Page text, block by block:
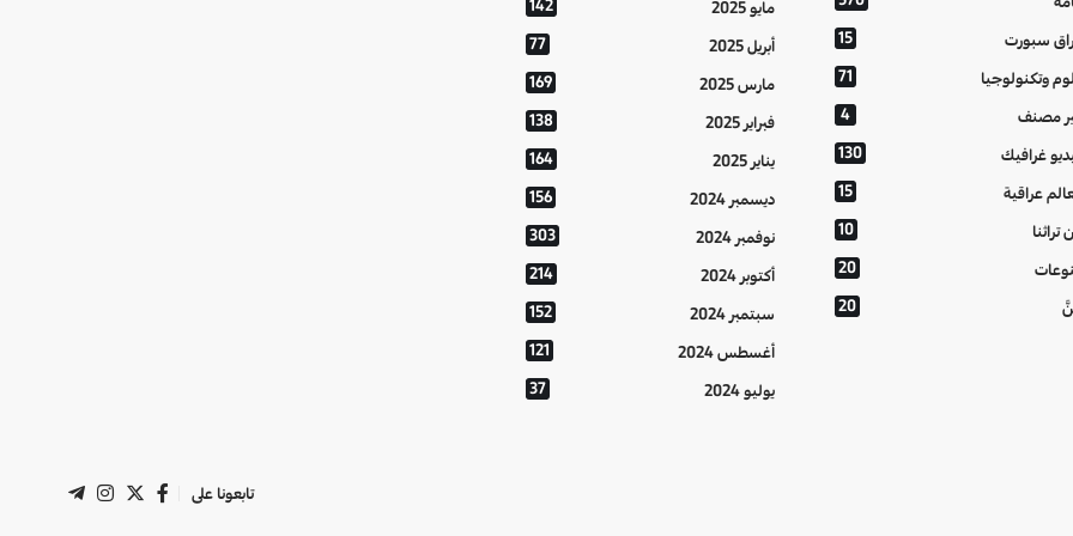
سبورت 15
وتكنولوجيا 71
مصنف 4
غرافيك 130
عراقية 15
تراثنا 10
20
20
مايو 2025 142
أبريل 2025 77
مارس 2025 169
فبراير 2025 138
يناير 2025 164
ديسمبر 2024 156
نوفمبر 2024 303
أكتوبر 2024 214
سبتمبر 2024 152
أغسطس 2024 121
يوليو 2024 37
تابعونا على